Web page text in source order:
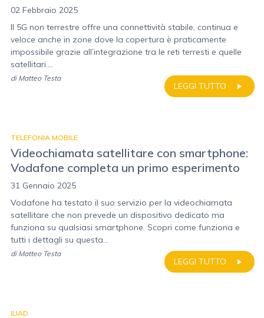
02 Febbraio 2025
Il 5G non terrestre offre una connettività stabile, continua e
veloce anche in zone dove la copertura è praticamente
impossibile grazie all’integrazione tra le reti terresti e quelle
satellitari....
LEGGI TUTTO
di Matteo Testa
TELEFONIA MOBILE
Videochiamata satellitare con smartphone:
Vodafone completa un primo esperimento
31 Gennaio 2025
Vodafone ha testato il suo servizio per la videochiamata
satellitare che non prevede un dispositivo dedicato ma
funziona su qualsiasi smartphone. Scopri come funziona e
tutti i dettagli su questa...
LEGGI TUTTO
di Matteo Testa
ILIAD